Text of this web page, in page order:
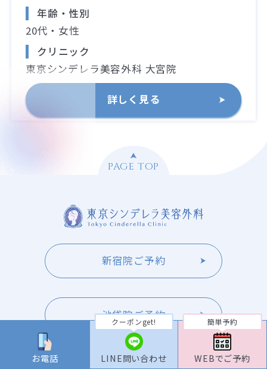
お電話
クーポンget!
LINE問い合わせ
簡単予約
WEBでご予約
年齢・性別
20代・女性
クリニック
東京シンデレラ美容外科 大宮院
詳しく見る
PAGE TOP
新宿院ご予約
池袋院ご予約